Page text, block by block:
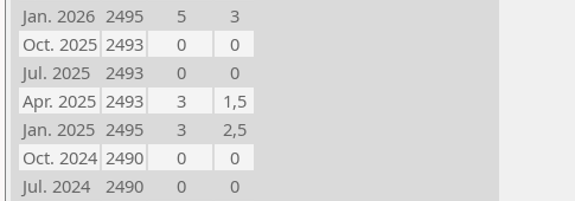
Jan. 2026 2495 5
3
Oct. 2025 2493 0
0
Jul. 2025
2493 0
0
Apr. 2025 2493 3
1,5
Jan. 2025 2495 3
2,5
Oct. 2024 2490 0
0
Jul. 2024
2490 0
0